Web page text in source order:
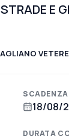
E
VETERE
SCADENZA
18/08/
DURATA